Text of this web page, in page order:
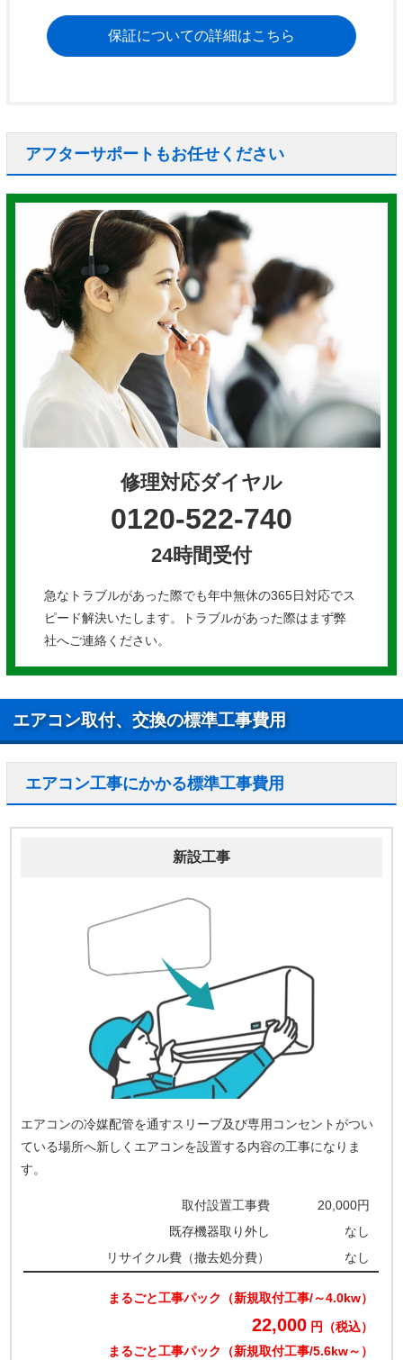
保証についての詳細はこちら
アフターサポートもお任せください
修理対応ダイヤル
0120-522-740
24時間受付
急なトラブルがあった際でも年中無休の365日対応でス
ピード解決いたします。トラブルがあった際はまず弊
社へご連絡ください。
エアコン取付、交換の標準工事費用
エアコン工事にかかる標準工事費用
新設工事
エアコンの冷媒配管を通すスリーブ及び専用コンセントがつい
ている場所へ新しくエアコンを設置する内容の工事になりま
す。
取付設置工事費
20,000円
既存機器取り外し
なし
リサイクル費（撤去処分費）
なし
まるごと工事パック（新規取付工事/～4.0kw）
22,000 円（税込）
まるごと工事パック（新規取付工事/5.6kw～）